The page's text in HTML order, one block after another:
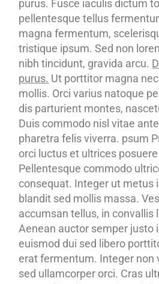
purus. Fusce iaculis dictum
pellentesque tellus
magna fermentum,
tristique ipsum. Sed non
nibh tincidunt, gravida arcu.
purus. Ut porttitor magna
mollis. Orci varius natoque
dis parturient montes,
Duis commodo nisl vitae
pharetra felis viverra. psum
orci luctus et ultrices
Pellentesque commodo
consequat. Integer ut metus
blandit sed mollis massa.
accumsan tellus, in convallis
Aenean auctor semper justo
euismod dui sed libero
erat fermentum. Integer non
sed ullamcorper orci. Cras